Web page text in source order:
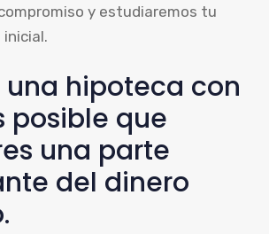
y estudiaremos tu
una hipoteca con
posible que
una parte
del dinero